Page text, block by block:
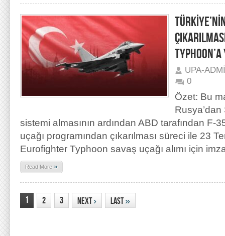
UPA-
0
Özet: Bu
sistemi almasının ardından ABD tarafından F-
uçağı programından çıkarılması süreci ile 23
Eurofighter Typhoon savaş uçağı alımı için
Read More »
1 2 3 Next› Last»